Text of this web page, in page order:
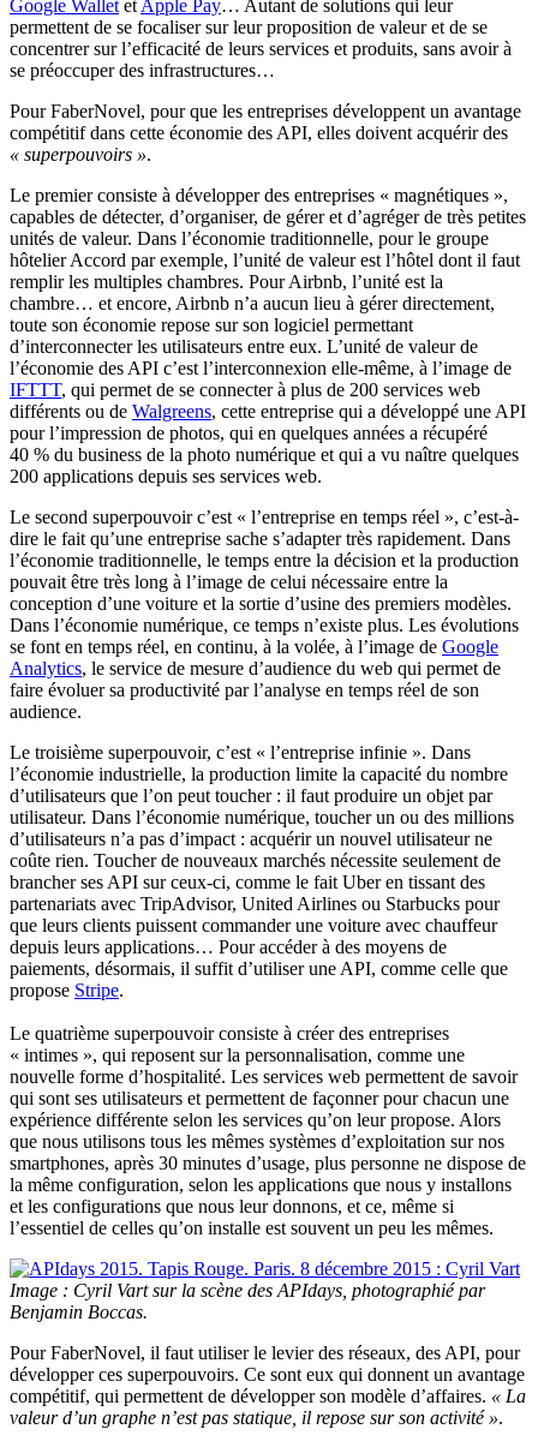
Google Wallet et Apple Pay… Autant de solutions qui leur
permettent de se focaliser sur leur proposition de valeur et de se
concentrer sur l’efficacité de leurs services et produits, sans avoir à
se préoccuper des infrastructures…
Pour FaberNovel, pour que les entreprises développent un avantage
compétitif dans cette économie des API, elles doivent acquérir des
« superpouvoirs ».
Le premier consiste à développer des entreprises « magnétiques »,
capables de détecter, d’organiser, de gérer et d’agréger de très petites
unités de valeur. Dans l’économie traditionnelle, pour le groupe
hôtelier Accord par exemple, l’unité de valeur est l’hôtel dont il faut
remplir les multiples chambres. Pour Airbnb, l’unité est la
chambre… et encore, Airbnb n’a aucun lieu à gérer directement,
toute son économie repose sur son logiciel permettant
d’interconnecter les utilisateurs entre eux. L’unité de valeur de
l’économie des API c’est l’interconnexion elle-même, à l’image de
IFTTT, qui permet de se connecter à plus de 200 services web
différents ou de Walgreens, cette entreprise qui a développé une API
pour l’impression de photos, qui en quelques années a récupéré
40 % du business de la photo numérique et qui a vu naître quelques
200 applications depuis ses services web.
Le second superpouvoir c’est « l’entreprise en temps réel », c’est-à-
dire le fait qu’une entreprise sache s’adapter très rapidement. Dans
l’économie traditionnelle, le temps entre la décision et la production
pouvait être très long à l’image de celui nécessaire entre la
conception d’une voiture et la sortie d’usine des premiers modèles.
Dans l’économie numérique, ce temps n’existe plus. Les évolutions
se font en temps réel, en continu, à la volée, à l’image de Google
Analytics, le service de mesure d’audience du web qui permet de
faire évoluer sa productivité par l’analyse en temps réel de son
audience.
Le troisième superpouvoir, c’est « l’entreprise infinie ». Dans
l’économie industrielle, la production limite la capacité du nombre
d’utilisateurs que l’on peut toucher : il faut produire un objet par
utilisateur. Dans l’économie numérique, toucher un ou des millions
d’utilisateurs n’a pas d’impact : acquérir un nouvel utilisateur ne
coûte rien. Toucher de nouveaux marchés nécessite seulement de
brancher ses API sur ceux-ci, comme le fait Uber en tissant des
partenariats avec TripAdvisor, United Airlines ou Starbucks pour
que leurs clients puissent commander une voiture avec chauffeur
depuis leurs applications… Pour accéder à des moyens de
paiements, désormais, il suffit d’utiliser une API, comme celle que
propose Stripe.
Le quatrième superpouvoir consiste à créer des entreprises
« intimes », qui reposent sur la personnalisation, comme une
nouvelle forme d’hospitalité. Les services web permettent de savoir
qui sont ses utilisateurs et permettent de façonner pour chacun une
expérience différente selon les services qu’on leur propose. Alors
que nous utilisons tous les mêmes systèmes d’exploitation sur nos
smartphones, après 30 minutes d’usage, plus personne ne dispose de
la même configuration, selon les applications que nous y installons
et les configurations que nous leur donnons, et ce, même si
l’essentiel de celles qu’on installe est souvent un peu les mêmes.
Image : Cyril Vart sur la scène des APIdays, photographié par
Benjamin Boccas.
Pour FaberNovel, il faut utiliser le levier des réseaux, des API, pour
développer ces superpouvoirs. Ce sont eux qui donnent un avantage
compétitif, qui permettent de développer son modèle d’affaires. « La
valeur d’un graphe n’est pas statique, il repose sur son activité ».